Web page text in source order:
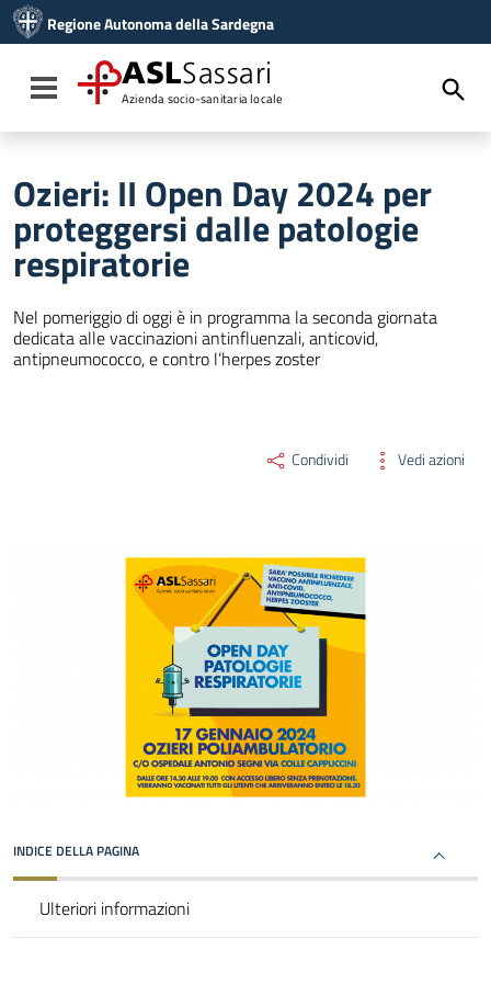
Vai al menu di navigazione
Vai al footer
Regione Autonoma della Sardegna
Toggle navigation
ASLSassari
Azienda socio-sanitaria locale
Ozieri: II Open Day 2024 per
proteggersi dalle patologie
respiratorie
Nel pomeriggio di oggi è in programma la seconda giornata
dedicata alle vaccinazioni antinfluenzali, anticovid,
antipneumococco, e contro l’herpes zoster
Condividi Vedi azioni
INDICE DELLA PAGINA
Ulteriori informazioni